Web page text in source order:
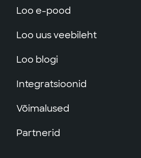
Loo e-pood
Loo uus veebileht
Loo blogi
Integratsioonid
Võimalused
Partnerid